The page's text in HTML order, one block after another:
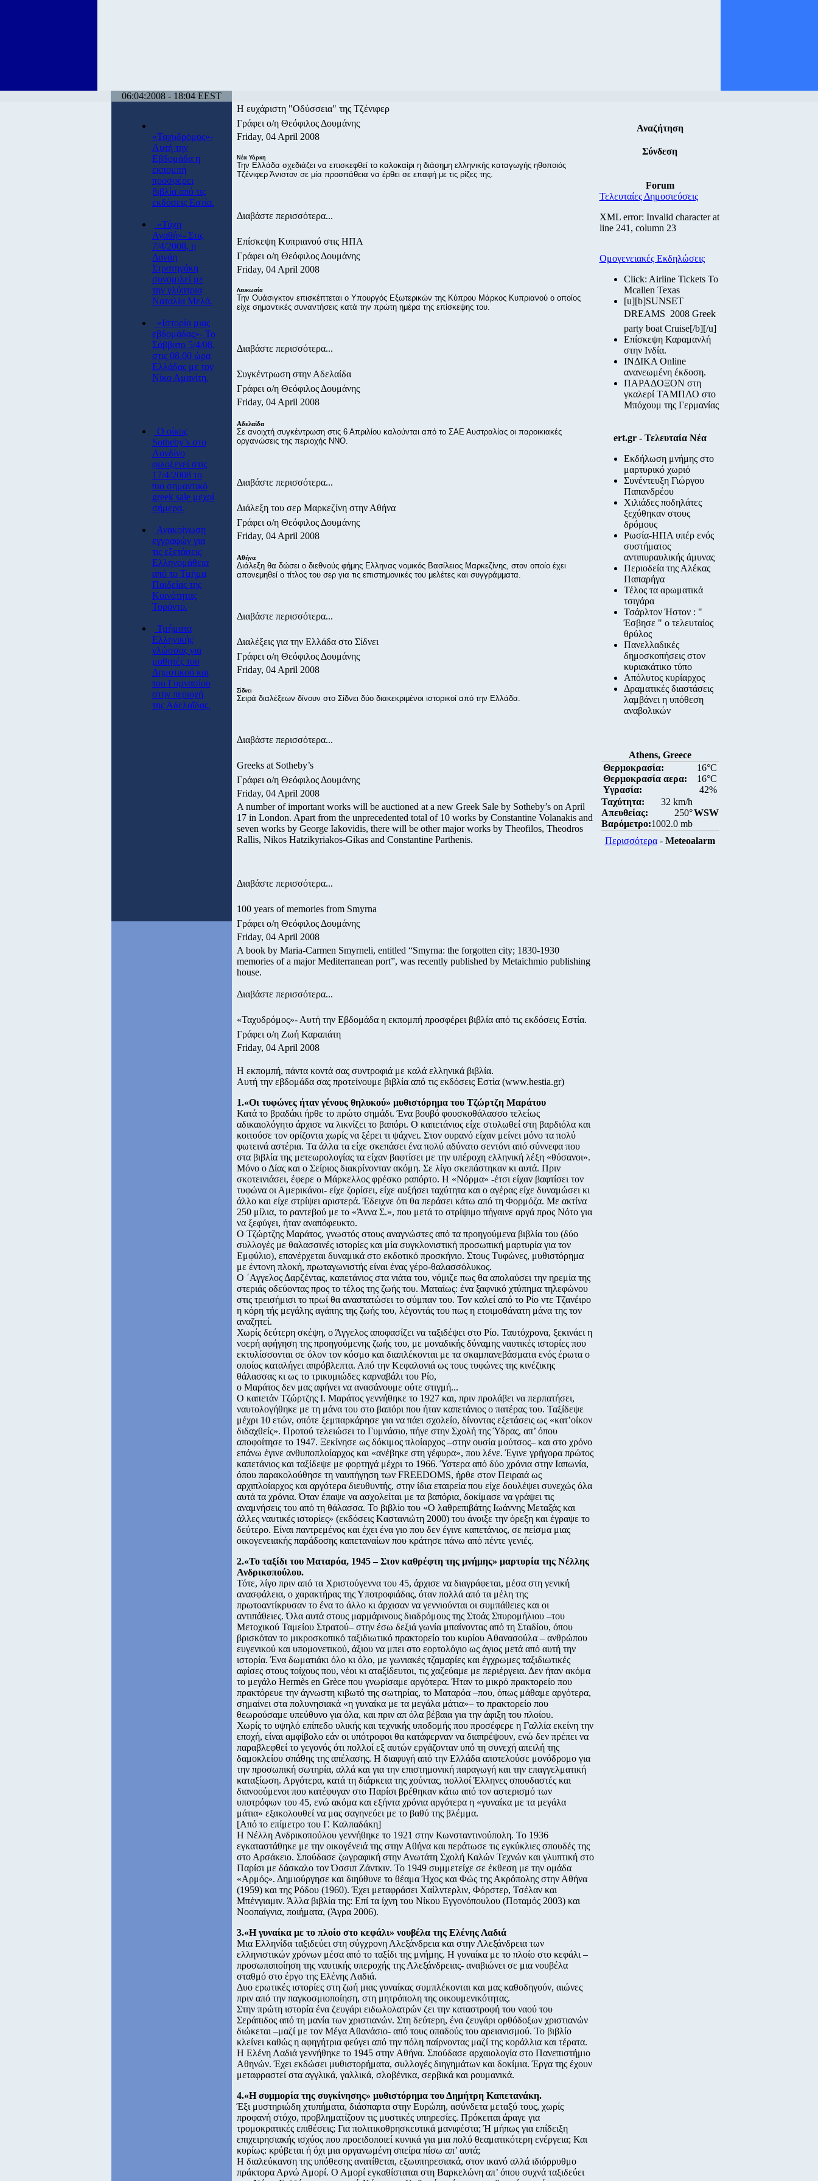
06:04:2008 - 18:04 EEST
«Ταχυδρόμος»-
Αυτή την
Εβδομάδα η
εκπομπή
προσφέρει
βιβλία από τις
εκδόσεις Εστία.
«Τύχη
Αγαθή»- Στις
7/4/2008, η
Δανάη
Στρατηγάκη
συνομιλεί με
την γλύπτρια
Ναταλία Μελά.
«Ιστορία μιας
εβδομάδας»- Το
Σάββατο 5/4/08,
στις 08.00 ώρα
Ελλάδας με τον
Νίκο Αμανίτη.
O οίκος
Sotheby’s στο
Λονδίνο
φιλοξενεί στις
17/4/2008 το
πιο σημαντικό
greek sale μεχρί
σήμερα.
Ανακοίνωση
εγγραφών για
τις εξετάσεις
Ελληνομάθεια
από το Τμήμα
Παιδείας της
Κοινότητας
Τορόντο.
Τμήματα
Ελληνικής
γλώσσας για
μαθητές του
Δημοτικού και
του Γυμνασίου
στην περιοχή
της Αδελαΐδας.
Η ευχάριστη "Οδύσσεια" της Τζένιφερ
Γράφει ο/η Θεόφιλος Δουμάνης
Friday, 04 April 2008
Nέα Υόρκη
Την Ελλάδα σχεδιάζει να επισκεφθεί το καλοκαίρι η διάσημη ελληνικής καταγωγής ηθοποιός
Τζένιφερ Άνιστον σε μία προσπάθεια να έρθει σε επαφή με τις ρίζες της.
Διαβάστε περισσότερα...
Επίσκεψη Κυπριανού στις ΗΠΑ
Γράφει ο/η Θεόφιλος Δουμάνης
Friday, 04 April 2008
Λευκωσία
Την Ουάσιγκτον επισκέπτεται ο Υπουργός Εξωτερικών της Κύπρου Μάρκος Κυπριανού ο οποίος
είχε σημαντικές συναντήσεις κατά την πρώτη ημέρα της επίσκεψης του.
Διαβάστε περισσότερα...
Συγκέντρωση στην Αδελαίδα
Γράφει ο/η Θεόφιλος Δουμάνης
Friday, 04 April 2008
Αδελαίδα
Σε ανοιχτή συγκέντρωση στις 6 Απριλίου καλούνται από το ΣΑΕ Αυστραλίας οι παροικιακές
οργανώσεις της περιοχής ΝΝΟ.
Διαβάστε περισσότερα...
Διάλεξη του σερ Μαρκεζίνη στην Αθήνα
Γράφει ο/η Θεόφιλος Δουμάνης
Friday, 04 April 2008
Αθήνα
Διάλεξη θα δώσει ο διεθνούς φήμης Ελληνας νομικός Βασίλειος Μαρκεζίνης, στον οποίο έχει
απονεμηθεί ο τίτλος του σερ για τις επιστημονικές του μελέτες και συγγράμματα.
Διαβάστε περισσότερα...
Διαλέξεις για την Ελλάδα στο Σίδνει
Γράφει ο/η Θεόφιλος Δουμάνης
Friday, 04 April 2008
Σίδνει
Σειρά διαλέξεων δίνουν στο Σίδνει δύο διακεκριμένοι ιστορικοί από την Ελλάδα.
Διαβάστε περισσότερα...
Greeks at Sotheby’s
Γράφει ο/η Θεόφιλος Δουμάνης
Friday, 04 April 2008
A number of important works will be auctioned at a new Greek Sale by Sotheby’s on April
17 in London. Apart from the unprecedented total of 10 works by Constantine Volanakis and
seven works by George Iakovidis, there will be other major works by Theofilos, Theodros
Rallis, Nikos Hatzikyriakos-Gikas and Constantine Parthenis.
Διαβάστε περισσότερα...
100 years of memories from Smyrna
Γράφει ο/η Θεόφιλος Δουμάνης
Friday, 04 April 2008
A book by Maria-Carmen Smyrneli, entitled “Smyrna: the forgotten city; 1830-1930
memories of a major Mediterranean port”, was recently published by Metaichmio publishing
house.
Διαβάστε περισσότερα...
«Ταχυδρόμος»- Αυτή την Εβδομάδα η εκπομπή προσφέρει βιβλία από τις εκδόσεις Εστία.
Γράφει ο/η Ζωή Καραπάτη
Friday, 04 April 2008
Η εκπομπή, πάντα κοντά σας συντροφιά με καλά ελληνικά βιβλία.
Αυτή την εβδομάδα σας προτείνουμε βιβλία από τις εκδόσεις Εστία (www.hestia.gr)
1.«Οι τυφώνες ήταν γένους θηλυκού» μυθιστόρημα του Τζώρτζη Μαράτου
Κατά το βραδάκι ήρθε το πρώτο σημάδι. Ένα βουβό φουσκοθάλασσο τελείως
αδικαιολόγητο άρχισε να λικνίζει το βαπόρι. Ο καπετάνιος είχε στυλωθεί στη βαρδιόλα και
κοιτούσε τον ορίζοντα χωρίς να ξέρει τι ψάχνει. Στον ουρανό είχαν μείνει μόνο τα πολύ
φωτεινά αστέρια. Τα άλλα τα είχε σκεπάσει ένα πολύ αδύνατο σεντόνι από σύννεφα που
στα βιβλία της μετεωρολογίας τα είχαν βαφτίσει με την υπέροχη ελληνική λέξη «θύσανοι».
Μόνο ο Δίας και ο Σείριος διακρίνονταν ακόμη. Σε λίγο σκεπάστηκαν κι αυτά. Πριν
σκοτεινιάσει, έφερε ο Μάρκελλος φρέσκο ραπόρτο. Η «Νόρμα» -έτσι είχαν βαφτίσει τον
τυφώνα οι Αμερικάνοι- είχε ζορίσει, είχε αυξήσει ταχύτητα και ο αγέρας είχε δυναμώσει κι
άλλο και είχε στρίψει αριστερά. Έδειχνε ότι θα περάσει κάτω από τη Φορμόζα. Με ακτίνα
250 μίλια, το ραντεβού με το «Άννα Σ.», που μετά το στρίψιμο πήγαινε αργά προς Νότο για
να ξεφύγει, ήταν αναπόφευκτο.
Ο Τζώρτζης Μαράτος, γνωστός στους αναγνώστες από τα προηγούμενα βιβλία του (δύο
συλλογές με θαλασσινές ιστορίες και μία συγκλονιστική προσωπική μαρτυρία για τον
Εμφύλιο), επανέρχεται δυναμικά στο εκδοτικό προσκήνιο. Στους Τυφώνες, μυθιστόρημα
με έντονη πλοκή, πρωταγωνιστής είναι ένας γέρο-θαλασσόλυκος.
Ο ΄Αγγελος Δαρζέντας, καπετάνιος στα νιάτα του, νόμιζε πως θα απολαύσει την ηρεμία της
στεριάς οδεύοντας προς το τέλος της ζωής του. Ματαίως: ένα ξαφνικό χτύπημα τηλεφώνου
στις τρεισήμισι το πρωί θα αναστατώσει το σύμπαν του. Τον καλεί από το Ρίο ντε Τζανέιρο
η κόρη τής μεγάλης αγάπης της ζωής του, λέγοντάς του πως η ετοιμοθάνατη μάνα της τον
αναζητεί.
Χωρίς δεύτερη σκέψη, ο Άγγελος αποφασίζει να ταξιδέψει στο Ρίο. Ταυτόχρονα, ξεκινάει η
νοερή αφήγηση της προηγούμενης ζωής του, με μοναδικής δύναμης ναυτικές ιστορίες που
εκτυλίσσονται σε όλον τον κόσμο και διαπλέκονται με τα σκαμπανεβάσματα ενός έρωτα ο
οποίος καταλήγει απρόβλεπτα. Από την Κεφαλονιά ως τους τυφώνες της κινέζικης
θάλασσας κι ως το τρικυμιώδες καρναβάλι του Ρίο,
ο Μαράτος δεν μας αφήνει να ανασάνουμε ούτε στιγμή...
Ο καπετάν Tζώρτζης I. Mαράτος γεννήθηκε το 1927 και, πριν προλάβει να περπατήσει,
ναυτολογήθηκε με τη μάνα του στο βαπόρι που ήταν καπετάνιος ο πατέρας του. Ταξίδεψε
μέχρι 10 ετών, οπότε ξεμπαρκάρησε για να πάει σχολείο, δίνοντας εξετάσεις ως «κατ’οίκον
διδαχθείς». Προτού τελειώσει το Γυμνάσιο, πήγε στην Σχολή της Ύδρας, απ’ όπου
αποφοίτησε το 1947. Ξεκίνησε ως δόκιμος πλοίαρχος –στην ουσία μούτσος– και στο χρόνο
επάνω έγινε ανθυποπλοίαρχος και «ανέβηκε στη γέφυρα», που λένε. Έγινε γρήγορα πρώτος
καπετάνιος και ταξίδεψε με φορτηγά μέχρι το 1966. Ύστερα από δύο χρόνια στην Ιαπωνία,
όπου παρακολούθησε τη ναυπήγηση των FREEDOMS, ήρθε στον Πειραιά ως
αρχιπλοίαρχος και αργότερα διευθυντής, στην ίδια εταιρεία που είχε δουλέψει συνεχώς όλα
αυτά τα χρόνια. Όταν έπαψε να ασχολείται με τα βαπόρια, δοκίμασε να γράψει τις
αναμνήσεις του από τη θάλασσα. Το βιβλίο του «Ο λαθρεπιβάτης Ιωάννης Μεταξάς και
άλλες ναυτικές ιστορίες» (εκδόσεις Kαστανιώτη 2000) του άνοιξε την όρεξη και έγραψε το
δεύτερο. Είναι παντρεμένος και έχει ένα γιο που δεν έγινε καπετάνιος, σε πείσμα μιας
οικογενειακής παράδοσης καπεταναίων που κράτησε πάνω από πέντε γενιές.
2.«Το ταξίδι του Ματαρόα, 1945 – Στον καθρέφτη της μνήμης» μαρτυρία της Νέλλης
Ανδρικοπούλου.
Τότε, λίγο πριν από τα Χριστούγεννα του 45, άρχισε να διαγράφεται, μέσα στη γενική
ανασφάλεια, ο χαρακτήρας της Υποτροφιάδας, όταν πολλά από τα μέλη της
πρωτοαντίκρυσαν το ένα το άλλο κι άρχισαν να γεννιούνται οι συμπάθειες και οι
αντιπάθειες. Όλα αυτά στους μαρμάρινους διαδρόμους της Στοάς Σπυρομήλιου –του
Μετοχικού Ταμείου Στρατού– στην έσω δεξιά γωνία μπαίνοντας από τη Σταδίου, όπου
βρισκόταν το μικροσκοπικό ταξιδιωτικό πρακτορείο του κυρίου Αθανασούλα – ανθρώπου
ευγενικού και υπομονετικού, άξιου να μπει στο εορτολόγιο ως άγιος μετά από αυτή την
ιστορία. Ένα δωματιάκι όλο κι όλο, με γωνιακές τζαμαρίες και έγχρωμες ταξιδιωτικές
αφίσες στους τοίχους που, νέοι κι αταξίδευτοι, τις χαζεύαμε με περιέργεια. Δεν ήταν ακόμα
το μεγάλο Hermès en Grèce που γνωρίσαμε αργότερα. Ήταν το μικρό πρακτορείο που
πρακτόρευε την άγνωστη κιβωτό της σωτηρίας, το Ματαρόα –που, όπως μάθαμε αργότερα,
σημαίνει στα πολυνησιακά «η γυναίκα με τα μεγάλα μάτια»– το πρακτορείο που
θεωρούσαμε υπεύθυνο για όλα, και πριν απ όλα βέβαια για την άφιξη του πλοίου.
Χωρίς το υψηλό επίπεδο υλικής και τεχνικής υποδομής που προσέφερε η Γαλλία εκείνη την
εποχή, είναι αμφίβολο εάν οι υπότροφοι θα κατάφερναν να διαπρέψουν, ενώ δεν πρέπει να
παραβλεφθεί το γεγονός ότι πολλοί εξ αυτών εργάζονταν υπό τη συνεχή απειλή της
δαμοκλείου σπάθης της απέλασης. Η διαφυγή από την Ελλάδα αποτελούσε μονόδρομο για
την προσωπική σωτηρία, αλλά και για την επιστημονική παραγωγή και την επαγγελματική
καταξίωση. Αργότερα, κατά τη διάρκεια της χούντας, πολλοί Έλληνες σπουδαστές και
διανοούμενοι που κατέφυγαν στο Παρίσι βρέθηκαν κάτω από τον αστερισμό των
υποτρόφων του 45, ενώ ακόμα και εξήντα χρόνια αργότερα η «γυναίκα με τα μεγάλα
μάτια» εξακολουθεί να μας σαγηνεύει με το βαθύ της βλέμμα.
[Από το επίμετρο του Γ. Καλπαδάκη]
Η Νέλλη Ανδρικοπούλου γεννήθηκε το 1921 στην Κωνσταντινούπολη. Το 1936
εγκαταστάθηκε με την οικογένειά της στην Αθήνα και περάτωσε τις εγκύκλιες σπουδές της
στο Αρσάκειο. Σπούδασε ζωγραφική στην Ανωτάτη Σχολή Καλών Τεχνών και γλυπτική στο
Παρίσι με δάσκαλο τον Όσσιπ Ζάντκιν. Το 1949 συμμετείχε σε έκθεση με την ομάδα
«Αρμός». Δημιούργησε και διηύθυνε το θέαμα Ήχος και Φώς της Ακρόπολης στην Αθήνα
(1959) και της Ρόδου (1960). Έχει μεταφράσει Χαίλντερλιν, Φόρστερ, Τσέλαν και
Μπένγιαμιν. Άλλα βιβλία της: Επί τα ίχνη του Νίκου Εγγονόπουλου (Ποταμός 2003) και
Νοοπαίγνια, ποιήματα, (Άγρα 2006).
3.«Η γυναίκα με το πλοίο στο κεφάλι» νουβέλα της Ελένης Λαδιά
Μια Ελληνίδα ταξιδεύει στη σύγχρονη Αλεξάνδρεια και στην Αλεξάνδρεια των
ελληνιστικών χρόνων μέσα από το ταξίδι της μνήμης. Η γυναίκα με το πλοίο στο κεφάλι –
προσωποποίηση της ναυτικής υπεροχής της Αλεξάνδρειας- αναβιώνει σε μια νουβέλα
σταθμό στο έργο της Ελένης Λαδιά.
Δυο ερωτικές ιστορίες στη ζωή μιας γυναίκας συμπλέκονται και μας καθοδηγούν, αιώνες
πριν από την παγκοσμιοποίηση, στη μητρόπολη της οικουμενικότητας.
Στην πρώτη ιστορία ένα ζευγάρι ειδωλολατρών ζει την καταστροφή του ναού του
Σεράπιδος από τη μανία των χριστιανών. Στη δεύτερη, ένα ζευγάρι ορθόδοξων χριστιανών
διώκεται –μαζί με τον Μέγα Αθανάσιο- από τους οπαδούς του αρειανισμού. Το βιβλίο
κλείνει καθώς η αφηγήτρια φεύγει από την πόλη παίρνοντας μαζί της κοράλλια και τέρατα.
H Ελένη Λαδιά γεννήθηκε το 1945 στην Aθήνα. Σπούδασε αρχαιολογία στο Πανεπιστήμιο
Aθηνών. Έχει εκδώσει μυθιστορήματα, συλλογές διηγημάτων και δοκίμια. Έργα της έχουν
μεταφραστεί στα αγγλικά, γαλλικά, σλοβένικα, σερβικά και ρουμανικά.
4.«Η συμμορία της συγκίνησης» μυθιστόρημα του Δημήτρη Καπετανάκη.
Έξι μυστηριώδη χτυπήματα, διάσπαρτα στην Ευρώπη, ασύνδετα μεταξύ τους, χωρίς
προφανή στόχο, προβληματίζουν τις μυστικές υπηρεσίες. Πρόκειται άραγε για
τρομοκρατικές επιθέσεις; Για πολιτικοθρησκευτικά μανιφέστα; Ή μήπως για επίδειξη
επιχειρησιακής ισχύος που προειδοποιεί κυνικά για μια πολύ θεαματικότερη ενέργεια; Και
κυρίως: κρύβεται ή όχι μια οργανωμένη σπείρα πίσω απ’ αυτά;
H διαλεύκανση της υπόθεσης ανατίθεται, εξωυπηρεσιακά, στον ικανό αλλά ιδιόρρυθμο
πράκτορα Αρνώ Αμορί. Ο Αμορί εγκαθίσταται στη Bαρκελώνη απ’ όπου συχνά ταξιδεύει
Αναζήτηση
Σύνδεση
Forum
Τελευταίες Δημοσιεύσεις
XML error: Invalid character at
line 241, column 23
Ομογενειακές Εκδηλώσεις
Click: Airline Tickets To
Mcallen Texas
[u][b]SUNSET
DREAMS  2008 Greek
party boat Cruise[/b][/u]
Επίσκεψη Καραμανλή
στην Ινδία.
ΙΝΔΙΚΑ Online
ανανεωμένη έκδοση.
ΠΑΡΑΔΟΞΟΝ στη
γκαλερί ΤΑΜΠΛΟ στο
Μπόχουμ της Γερμανίας
ert.gr - Τελευταία Νέα
Εκδήλωση μνήμης στο
μαρτυρικό χωριό
Συνέντευξη Γιώργου
Παπανδρέου
Χιλιάδες ποδηλάτες
ξεχύθηκαν στους
δρόμους
Ρωσία-ΗΠΑ υπέρ ενός
συστήματος
αντιπυραυλικής άμυνας
Περιοδεία της Αλέκας
Παπαρήγα
Τέλος τα αρωματικά
τσιγάρα
Τσάρλτον Ήστον : "
Έσβησε " ο τελευταίος
θρύλος
Πανελλαδικές
δημοσκοπήσεις στον
κυριακάτικο τύπο
Απόλυτος κυρίαρχος
Δραματικές διαστάσεις
λαμβάνει η υπόθεση
αναβολικών
Athens, Greece
Θερμοκρασία:
16°C
Θερμοκρασία αερα:
16°C
Υγρασία:
42%
Ταχύτητα:
32 km/h
Απευθείας:
250°
Βαρόμετρο:1002.0 mb
WSW
Περισσότερα- Meteoalarm